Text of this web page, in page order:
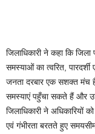
जिलाधिकारी ने कहा कि
समस्याओं का त्वरित,
जनता दरबार एक सशक्त
समस्याएं पहुँचा सकते हैं और
जिलाधिकारी ने अधिकारियों
एवं गंभीरता बरतते हुए